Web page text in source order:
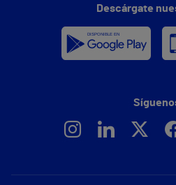
Descárgate